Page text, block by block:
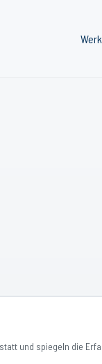
und spiegeln die